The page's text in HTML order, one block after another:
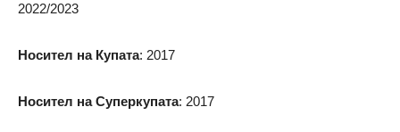
2022/2023
Носител на Купата: 2017
Носител на Суперкупата: 2017